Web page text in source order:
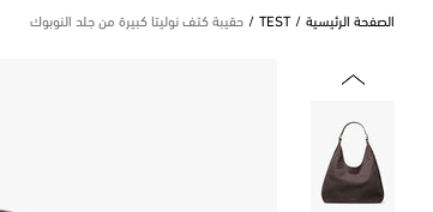
الصفحة الرئيسية TEST حقيبة كتف نوليتا كبيرة من جلد النوبوك